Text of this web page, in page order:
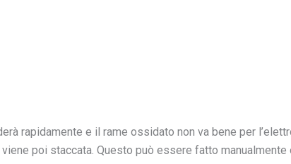
rapidamente e il rame ossidato non va bene per
poi staccata. Questo può essere fatto manualmente